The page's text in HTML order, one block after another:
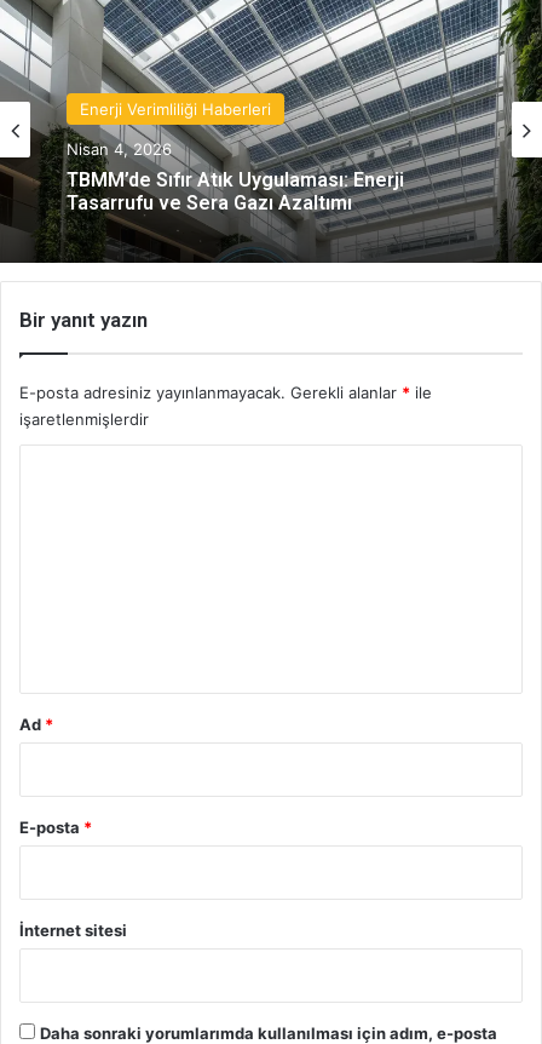
Enerji Verimliliği Haberleri
Nisan 4, 2026
TBMM’de Sıfır Atık Uygulaması: Enerji
Tasarrufu ve Sera Gazı Azaltımı
Bir yanıt yazın
E-posta adresiniz yayınlanmayacak. Gerekli alanlar * ile
işaretlenmişlerdir
Ad *
E-posta *
İnternet sitesi
Daha sonraki yorumlarımda kullanılması için adım, e-posta